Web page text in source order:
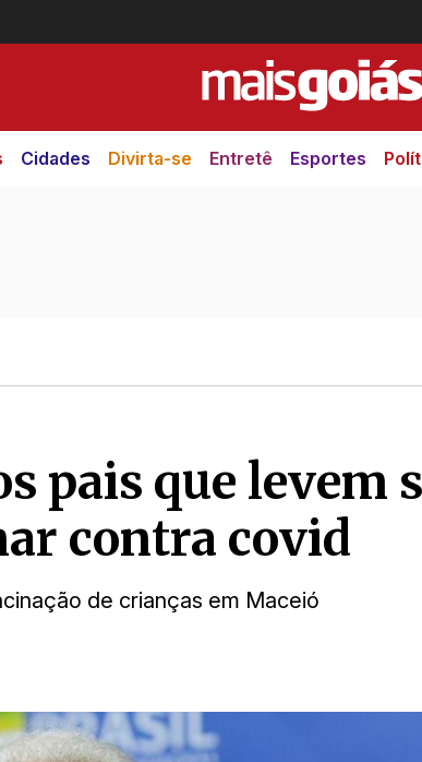
Cidades Divirta-se Entretê Esportes
pais que levem
contra covid
de crianças em Maceió